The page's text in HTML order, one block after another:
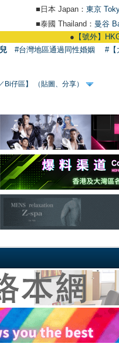
■日本 Japan： 東京
■泰國 Thailand： 曼谷
【號外】
#台灣地區通過同性婚姻 #【
仔區】 （貼圖、分享）